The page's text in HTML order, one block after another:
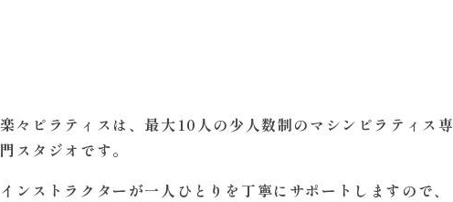
楽々ピラティスは、最大10人の少人数制のマシンピラティス専
門スタジオです。
インストラクターが一人ひとりを丁寧にサポートしますので、